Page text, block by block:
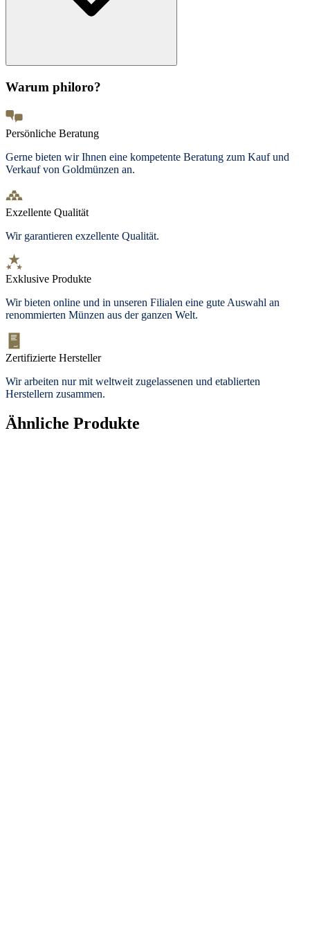
Warum philoro?
Persönliche Beratung
Gerne bieten wir Ihnen eine kompetente Beratung zum Kauf und
Verkauf von Goldmünzen an.
Exzellente Qualität
Wir garantieren exzellente Qualität.
Exklusive Produkte
Wir bieten online und in unseren Filialen eine gute Auswahl an
renommierten Münzen aus der ganzen Welt.
Zertifizierte Hersteller
Wir arbeiten nur mit weltweit zugelassenen und etablierten
Herstellern zusammen.
Ähnliche Produkte